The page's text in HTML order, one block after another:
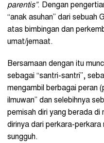
parentis”. Dengan
“anak asuhan” dari sebuah
atas bimbingan dan
umat/jemaat.
Bersamaan dengan itu
sebagai “santri-santri”,
mengambil berbagai peran
ilmuwan” dan selebihnya
pemisah diri yang berada
dirinya dari perkara-
sungguh.